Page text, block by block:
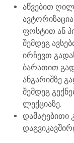
აწვებით
ფოსტით ან
შემდეგ
ირჩევთ
ბარათით
ანგარიშზე
შემდეგ
ლექციაზე.
დამატებითი